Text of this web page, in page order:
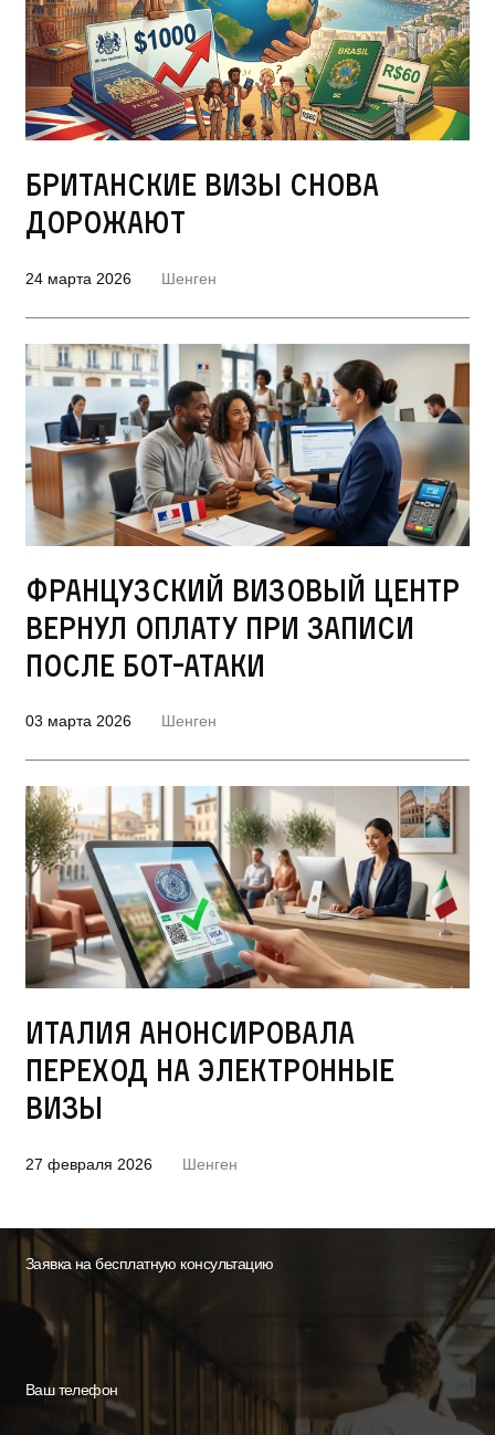
Британские визы снова
дорожают
24 марта 2026 Шенген
Французский визовый центр
вернул оплату при записи
после бот-атаки
03 марта 2026 Шенген
Италия анонсировала
переход на электронные
визы
27 февраля 2026 Шенген
Заявка на бесплатную консультацию
Ваш телефон